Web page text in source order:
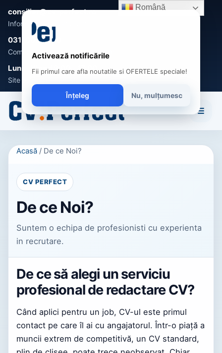
consilier@cv-perfect.ro
Informații și suport clienți
031-005 0470
Comenzi, întrebări și recomandări
Luni - Vineri 9:00 - 17:00
Site disponibil non-stop
☰
Acasă / De ce Noi?
CV PERFECT
De ce Noi?
Suntem o echipa de profesionisti cu experienta
in recrutare.
De ce să alegi un serviciu
profesional de redactare CV?
Când aplici pentru un job, CV-ul este primul
contact pe care îl ai cu angajatorul. Într-o piață a
muncii extrem de competitivă, un CV standard,
Română
Activează notificările
Fii primul care afla noutatile si OFERTELE speciale!
Înțeleg Nu, mulțumesc